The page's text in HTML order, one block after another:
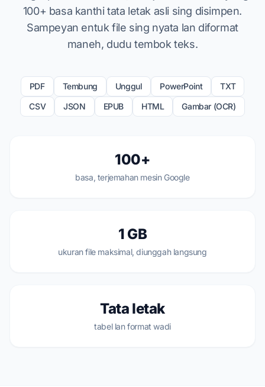
100+ basa kanthi tata letak asli sing disimpen.
Sampeyan entuk file sing nyata lan diformat
maneh, dudu tembok teks.
PDF Tembung Unggul PowerPoint
TXT
CSV
JSON EPUB HTML Gambar (OCR)
100+
basa, terjemahan mesin Google
1 GB
ukuran file maksimal, diunggah langsung
Tata letak
tabel lan format wadi